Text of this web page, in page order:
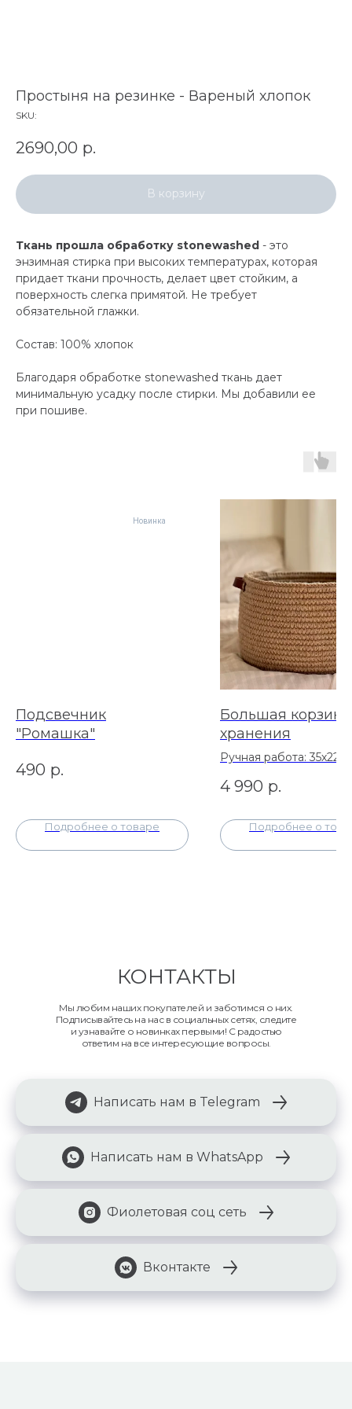
Простыня на резинке - Вареный хлопок
SKU:
2690,00 р.
В корзину
Ткань прошла обработку stonewashed - это
энзимная стирка при высоких температурах, которая
придает ткани прочность, делает цвет стойким, а
поверхность слегка примятой. Не требует
обязательной глажки.
Состав: 100% хлопок
Благодаря обработке stonewashed ткань дает
минимальную усадку после стирки. Мы добавили ее
при пошиве.
Новинка
Подсвечник
"Ромашка"
490 р.
Подробнее о товаре
Большая
хранения
Ручная работа: 35х22
4 990 р.
Подробнее о
КОНТАКТЫ
Мы любим наших покупателей и заботимся о них.
Подписывайтесь на нас в социальных сетях, следите
и узнавайте о новинках первыми! С радостью
ответим на все интересующие вопросы.
Написать нам в Telegram
Написать нам в WhatsApp
Фиолетовая соц сеть
Вконтакте